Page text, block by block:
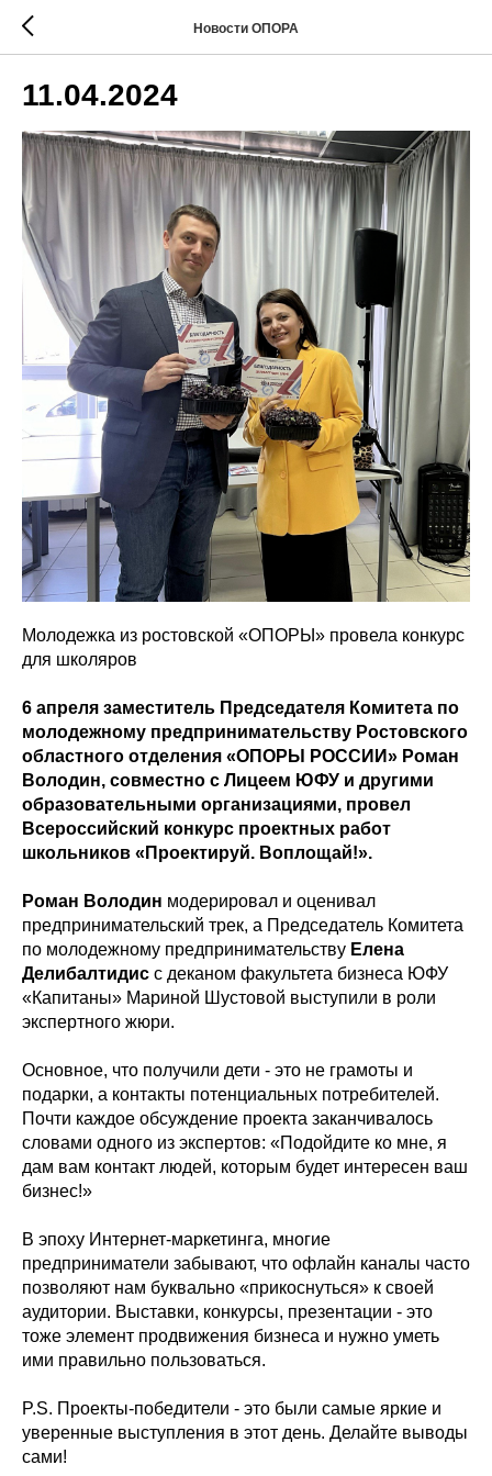
Новости ОПОРА
11.04.2024
Молодежка из ростовской «ОПОРЫ» провела конкурс
для школяров
6 апреля заместитель Председателя Комитета по
молодежному предпринимательству Ростовского
областного отделения «ОПОРЫ РОССИИ» Роман
Володин, совместно с Лицеем ЮФУ и другими
образовательными организациями, провел
Всероссийский конкурс проектных работ
школьников «Проектируй. Воплощай!».
Роман Володин модерировал и оценивал
предпринимательский трек, а Председатель Комитета
по молодежному предпринимательству Елена
Делибалтидис с деканом факультета бизнеса ЮФУ
«Капитаны» Мариной Шустовой выступили в роли
экспертного жюри.
Основное, что получили дети - это не грамоты и
подарки, а контакты потенциальных потребителей.
Почти каждое обсуждение проекта заканчивалось
словами одного из экспертов: «Подойдите ко мне, я
дам вам контакт людей, которым будет интересен ваш
бизнес!»
В эпоху Интернет-маркетинга, многие
предприниматели забывают, что офлайн каналы часто
позволяют нам буквально «прикоснуться» к своей
аудитории. Выставки, конкурсы, презентации - это
тоже элемент продвижения бизнеса и нужно уметь
ими правильно пользоваться.
P.S. Проекты-победители - это были самые яркие и
уверенные выступления в этот день. Делайте выводы
сами!